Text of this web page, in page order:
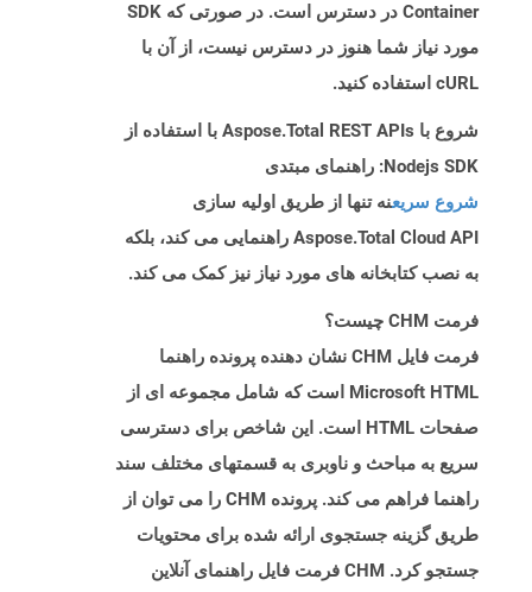
Container در دسترس است. در صورتی که SDK
مورد نیاز شما هنوز در دسترس نیست، از آن با
cURL استفاده کنید.
شروع با Aspose.Total REST APIs با استفاده از
Nodejs SDK: راهنمای مبتدی
شروع سریعنه تنها از طریق اولیه سازی
Aspose.Total Cloud API راهنمایی می کند، بلکه
به نصب کتابخانه های مورد نیاز نیز کمک می کند.
فرمت CHM چیست؟
فرمت فایل CHM نشان دهنده پرونده راهنما
Microsoft HTML است که شامل مجموعه ای از
صفحات HTML است. این شاخص برای دسترسی
سریع به مباحث و ناوبری به قسمتهای مختلف سند
راهنما فراهم می کند. پرونده CHM را می توان از
طریق گزینه جستجوی ارائه شده برای محتویات
جستجو کرد. CHM فرمت فایل راهنمای آنلاین